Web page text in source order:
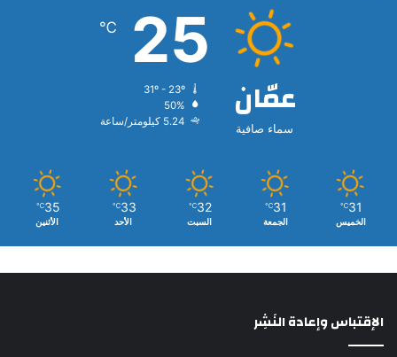
عمّان
سماء صافية
25
℃
50%
5.24 كيلومتر/ساعة
31
℃
الخميس
31
℃
الجمعة
32
℃
السبت
33
℃
الأحد
35
℃
الأثنين
الإقتباس وإعادة النَشِر